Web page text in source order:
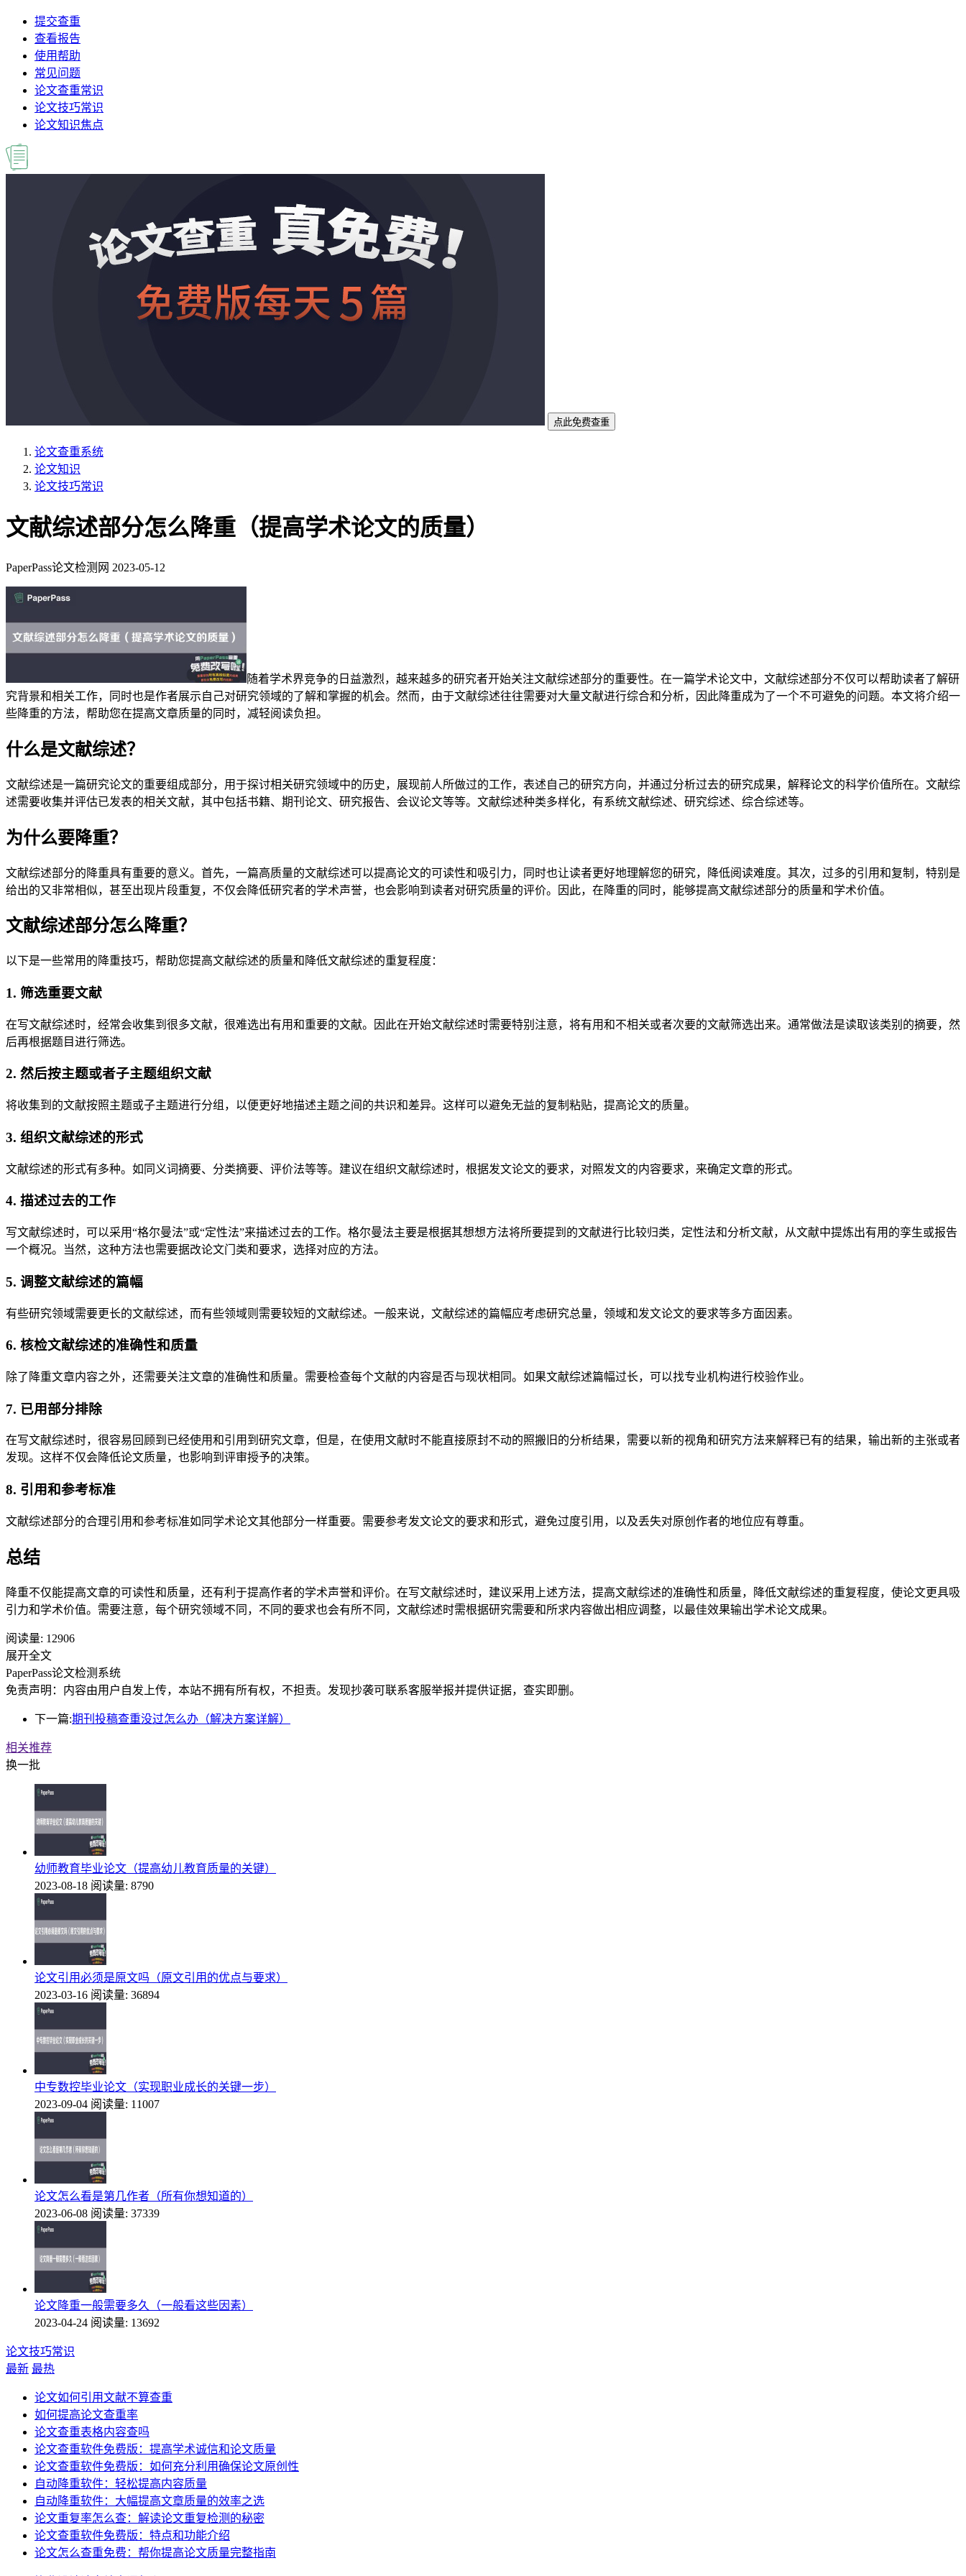
提交查重
查看报告
使用帮助
常见问题
论文查重常识
论文技巧常识
论文知识焦点
点此免费查重
论文查重系统
论文知识
论文技巧常识
文献综述部分怎么降重（提高学术论文的质量）
PaperPass论文检测网 2023-05-12
随着学术界竞争的日益激烈，越来越多的研究者开始关注文献综述部分的重要性。在一篇学术论文中，文献综述部分不仅可以帮助读者了解研
究背景和相关工作，同时也是作者展示自己对研究领域的了解和掌握的机会。然而，由于文献综述往往需要对大量文献进行综合和分析，因此降重成为了一个不可避免的问题。本文将介绍一
些降重的方法，帮助您在提高文章质量的同时，减轻阅读负担。
什么是文献综述？
文献综述是一篇研究论文的重要组成部分，用于探讨相关研究领域中的历史，展现前人所做过的工作，表述自己的研究方向，并通过分析过去的研究成果，解释论文的科学价值所在。文献综
述需要收集并评估已发表的相关文献，其中包括书籍、期刊论文、研究报告、会议论文等等。文献综述种类多样化，有系统文献综述、研究综述、综合综述等。
为什么要降重？
文献综述部分的降重具有重要的意义。首先，一篇高质量的文献综述可以提高论文的可读性和吸引力，同时也让读者更好地理解您的研究，降低阅读难度。其次，过多的引用和复制，特别是
给出的又非常相似，甚至出现片段重复，不仅会降低研究者的学术声誉，也会影响到读者对研究质量的评价。因此，在降重的同时，能够提高文献综述部分的质量和学术价值。
文献综述部分怎么降重？
以下是一些常用的降重技巧，帮助您提高文献综述的质量和降低文献综述的重复程度：
1. 筛选重要文献
在写文献综述时，经常会收集到很多文献，很难选出有用和重要的文献。因此在开始文献综述时需要特别注意，将有用和不相关或者次要的文献筛选出来。通常做法是读取该类别的摘要，然
后再根据题目进行筛选。
2. 然后按主题或者子主题组织文献
将收集到的文献按照主题或子主题进行分组，以便更好地描述主题之间的共识和差异。这样可以避免无益的复制粘贴，提高论文的质量。
3. 组织文献综述的形式
文献综述的形式有多种。如同义词摘要、分类摘要、评价法等等。建议在组织文献综述时，根据发文论文的要求，对照发文的内容要求，来确定文章的形式。
4. 描述过去的工作
写文献综述时，可以采用“格尔曼法”或“定性法”来描述过去的工作。格尔曼法主要是根据其想想方法将所要提到的文献进行比较归类，定性法和分析文献，从文献中提炼出有用的孪生或报告
一个概况。当然，这种方法也需要据改论文门类和要求，选择对应的方法。
5. 调整文献综述的篇幅
有些研究领域需要更长的文献综述，而有些领域则需要较短的文献综述。一般来说，文献综述的篇幅应考虑研究总量，领域和发文论文的要求等多方面因素。
6. 核检文献综述的准确性和质量
除了降重文章内容之外，还需要关注文章的准确性和质量。需要检查每个文献的内容是否与现状相同。如果文献综述篇幅过长，可以找专业机构进行校验作业。
7. 已用部分排除
在写文献综述时，很容易回顾到已经使用和引用到研究文章，但是，在使用文献时不能直接原封不动的照搬旧的分析结果，需要以新的视角和研究方法来解释已有的结果，输出新的主张或者
发现。这样不仅会降低论文质量，也影响到评审授予的决策。
8. 引用和参考标准
文献综述部分的合理引用和参考标准如同学术论文其他部分一样重要。需要参考发文论文的要求和形式，避免过度引用，以及丢失对原创作者的地位应有尊重。
总结
降重不仅能提高文章的可读性和质量，还有利于提高作者的学术声誉和评价。在写文献综述时，建议采用上述方法，提高文献综述的准确性和质量，降低文献综述的重复程度，使论文更具吸
引力和学术价值。需要注意，每个研究领域不同，不同的要求也会有所不同，文献综述时需根据研究需要和所求内容做出相应调整，以最佳效果输出学术论文成果。
阅读量: 12906
展开全文
PaperPass论文检测系统
免责声明：内容由用户自发上传，本站不拥有所有权，不担责。发现抄袭可联系客服举报并提供证据，查实即删。
下一篇:期刊投稿查重没过怎么办（解决方案详解）
相关推荐
换一批
幼师教育毕业论文（提高幼儿教育质量的关键）
2023-08-18 阅读量: 8790
论文引用必须是原文吗（原文引用的优点与要求）
2023-03-16 阅读量: 36894
中专数控毕业论文（实现职业成长的关键一步）
2023-09-04 阅读量: 11007
论文怎么看是第几作者（所有你想知道的）
2023-06-08 阅读量: 37339
论文降重一般需要多久（一般看这些因素）
2023-04-24 阅读量: 13692
论文技巧常识
最新 最热
论文如何引用文献不算查重
如何提高论文查重率
论文查重表格内容查吗
论文查重软件免费版：提高学术诚信和论文质量
论文查重软件免费版：如何充分利用确保论文原创性
自动降重软件：轻松提高内容质量
自动降重软件：大幅提高文章质量的效率之选
论文重复率怎么查：解读论文重复检测的秘密
论文查重软件免费版：特点和功能介绍
论文怎么查重免费：帮你提高论文质量完整指南